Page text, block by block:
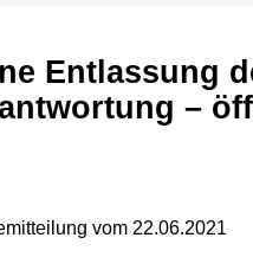
–
vom 22.06.2021